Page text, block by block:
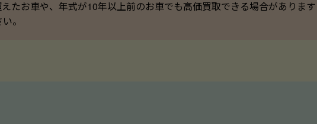
たお車や、年式が10年以上前のお車でも高価買取できる場合がありま
。